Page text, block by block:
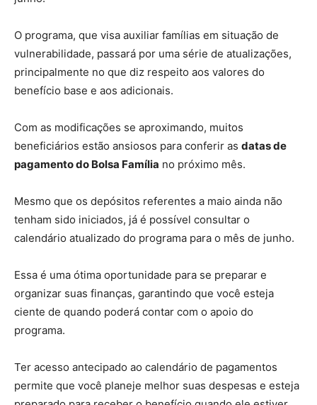
O programa, que visa auxiliar famílias em situação de
vulnerabilidade, passará por uma série de atualizações,
principalmente no que diz respeito aos valores do
benefício base e aos adicionais.
Com as modificações se aproximando, muitos
beneficiários estão ansiosos para conferir as datas de
pagamento do Bolsa Família no próximo mês.
Mesmo que os depósitos referentes a maio ainda não
tenham sido iniciados, já é possível consultar o
calendário atualizado do programa para o mês de junho.
Essa é uma ótima oportunidade para se preparar e
organizar suas finanças, garantindo que você esteja
ciente de quando poderá contar com o apoio do
programa.
Ter acesso antecipado ao calendário de pagamentos
permite que você planeje melhor suas despesas e esteja